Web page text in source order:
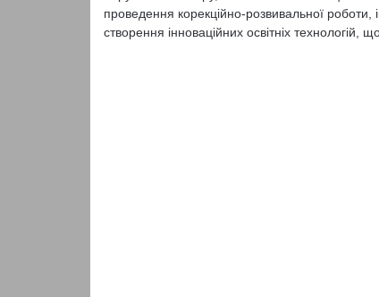
проведення корекційно-розвивальної роботи,
створення інноваційних освітніх технологій,